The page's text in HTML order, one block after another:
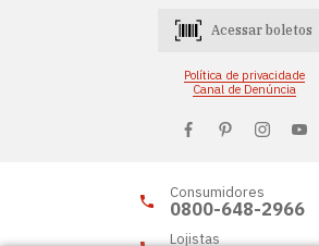
Acessar boletos
Política de privacidade
Canal de Denúncia
Consumidores
0800-648-2966
Lojistas